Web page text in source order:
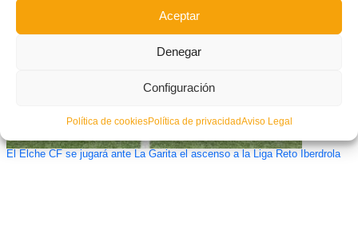
Aceptar
Denegar
Configuración
Política de cookiesPolítica de privacidadAviso Legal
El Elche CF se jugará ante La Garita el ascenso a la Liga Reto Iberdrola